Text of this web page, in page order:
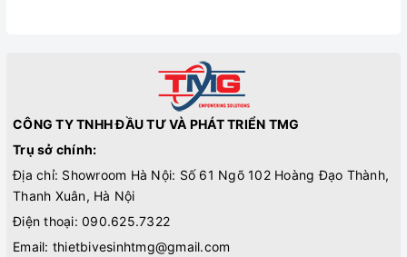
CÔNG TY TNHH ĐẦU TƯ VÀ PHÁT TRIỂN TMG
Trụ sở chính:
Địa chỉ: Showroom Hà Nội: Số 61 Ngõ 102 Hoàng Đạo Thành,
Thanh Xuân, Hà Nội
Điện thoại: 090.625.7322
Email: thietbivesinhtmg@gmail.com